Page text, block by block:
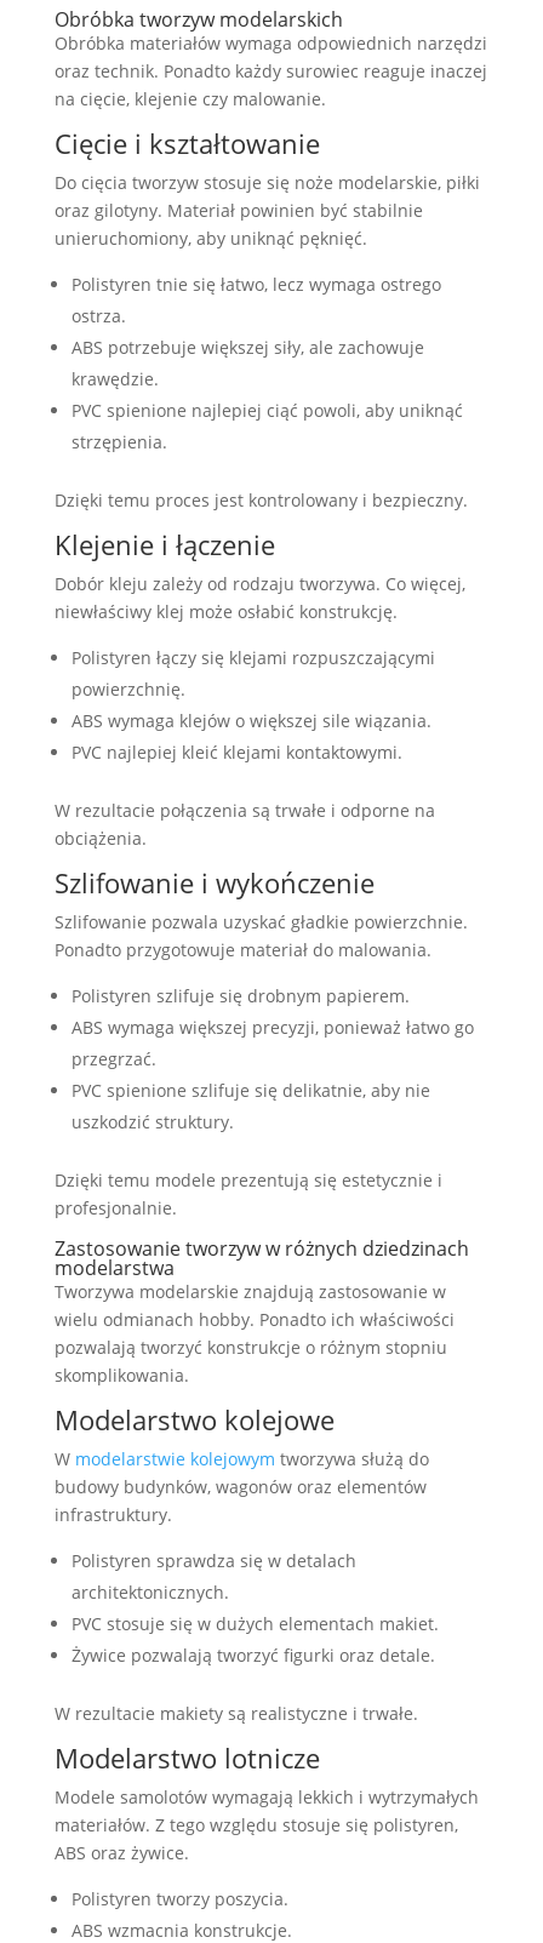
Obróbka tworzyw modelarskich
Obróbka materiałów wymaga odpowiednich narzędzi
oraz technik. Ponadto każdy surowiec reaguje inaczej
na cięcie, klejenie czy malowanie.
Cięcie i kształtowanie
Do cięcia tworzyw stosuje się noże modelarskie, piłki
oraz gilotyny. Materiał powinien być stabilnie
unieruchomiony, aby uniknąć pęknięć.
Polistyren tnie się łatwo, lecz wymaga ostrego
ostrza.
ABS potrzebuje większej siły, ale zachowuje
krawędzie.
PVC spienione najlepiej ciąć powoli, aby uniknąć
strzępienia.
Dzięki temu proces jest kontrolowany i bezpieczny.
Klejenie i łączenie
Dobór kleju zależy od rodzaju tworzywa. Co więcej,
niewłaściwy klej może osłabić konstrukcję.
Polistyren łączy się klejami rozpuszczającymi
powierzchnię.
ABS wymaga klejów o większej sile wiązania.
PVC najlepiej kleić klejami kontaktowymi.
W rezultacie połączenia są trwałe i odporne na
obciążenia.
Szlifowanie i wykończenie
Szlifowanie pozwala uzyskać gładkie powierzchnie.
Ponadto przygotowuje materiał do malowania.
Polistyren szlifuje się drobnym papierem.
ABS wymaga większej precyzji, ponieważ łatwo go
przegrzać.
PVC spienione szlifuje się delikatnie, aby nie
uszkodzić struktury.
Dzięki temu modele prezentują się estetycznie i
profesjonalnie.
Zastosowanie tworzyw w różnych dziedzinach
modelarstwa
Tworzywa modelarskie znajdują zastosowanie w
wielu odmianach hobby. Ponadto ich właściwości
pozwalają tworzyć konstrukcje o różnym stopniu
skomplikowania.
Modelarstwo kolejowe
W modelarstwie kolejowym tworzywa służą do
budowy budynków, wagonów oraz elementów
infrastruktury.
Polistyren sprawdza się w detalach
architektonicznych.
PVC stosuje się w dużych elementach makiet.
Żywice pozwalają tworzyć figurki oraz detale.
W rezultacie makiety są realistyczne i trwałe.
Modelarstwo lotnicze
Modele samolotów wymagają lekkich i wytrzymałych
materiałów. Z tego względu stosuje się polistyren,
ABS oraz żywice.
Polistyren tworzy poszycia.
ABS wzmacnia konstrukcje.